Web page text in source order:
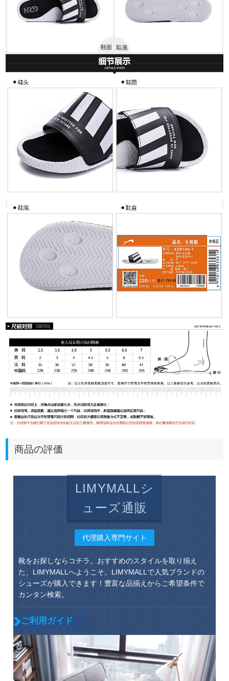
商品の評価
LIMYMALLシ
ューズ通販
代理購入専門サイト
靴をお探しならコチラ。おすすめのスタイルを取り揃え
た、LIMYMALLへようこそ。LIMYMALLで人気ブランドの
シューズが購入できます！豊富な品揃えからご希望条件で
カンタン検索。
ご利用ガイド